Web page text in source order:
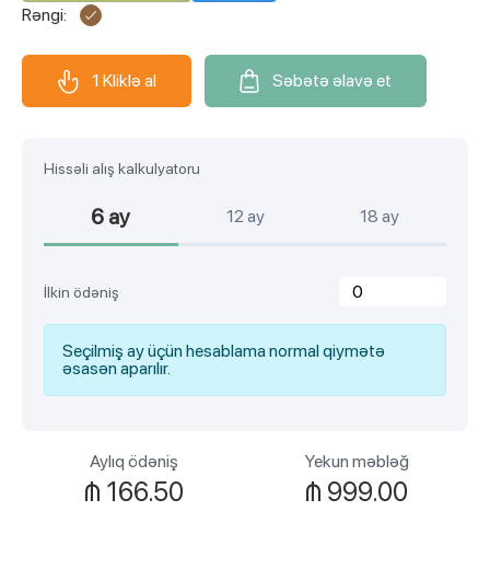
Rəngi:
1 Kliklə al Səbətə əlavə et
Hissəli alış kalkulyatoru
6 ay 12 ay 18 ay
İlkin ödəniş
Seçilmiş ay üçün hesablama normal qiymətə
əsasən aparılır.
Aylıq ödəniş
₼ 166.50
Yekun məbləğ
₼ 999.00